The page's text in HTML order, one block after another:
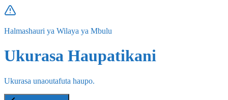
Halmashauri ya Wilaya ya Mbulu
Ukurasa Haupatikani
Ukurasa unaoutafuta haupo.